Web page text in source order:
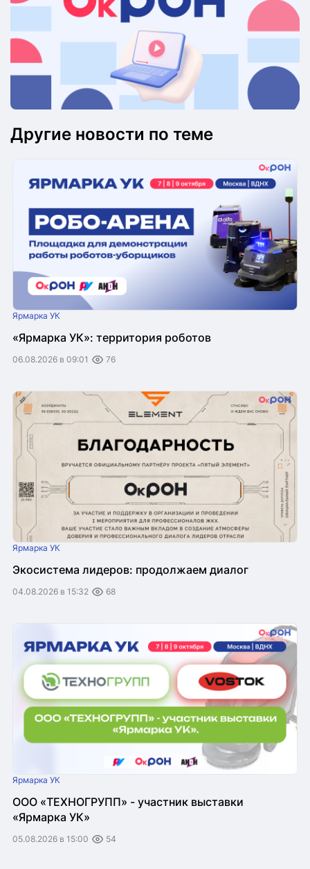
Другие новости по теме
Ярмарка УК
«Ярмарка УК»: территория роботов
06.08.2026 в 09:01 76
Ярмарка УК
Экосистема лидеров: продолжаем диалог
04.08.2026 в 15:32 68
Ярмарка УК
ООО «ТЕХНОГРУПП» - участник выставки
«Ярмарка УК»
05.08.2026 в 15:00 54